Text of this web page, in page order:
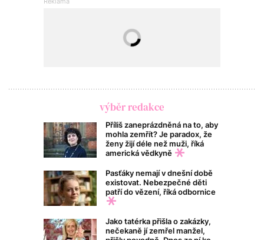
výběr redakce
Příliš zaneprázdněná na to, aby
mohla zemřít? Je paradox, že
ženy žijí déle než muži, říká
americká vědkyně
Pasťáky nemají v dnešní době
existovat. Nebezpečné děti
patří do vězení, říká odbornice
Jako tatérka přišla o zakázky,
nečekaně jí zemřel manžel,